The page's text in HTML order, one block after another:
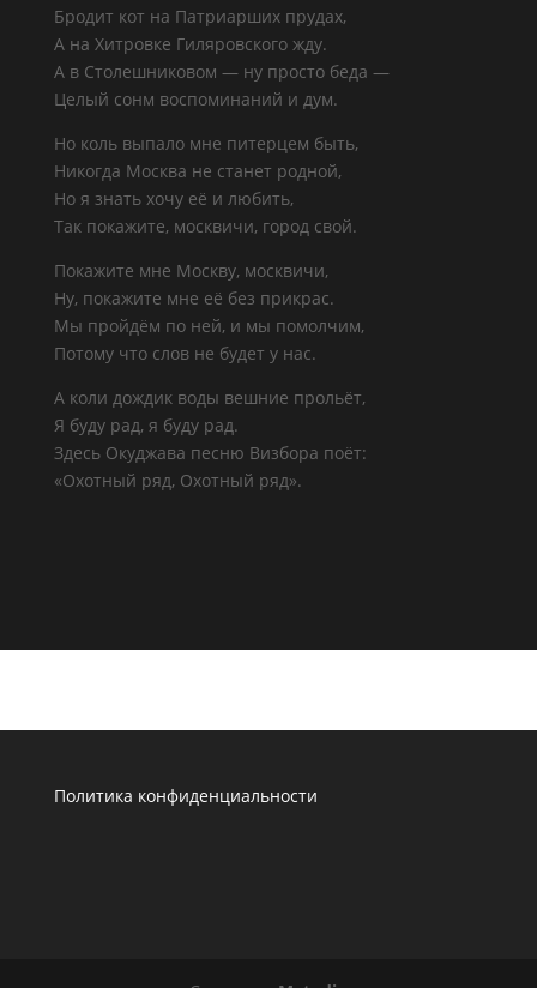
Бродит кот на Патриарших прудах,
А на Хитровке Гиляровского жду.
А в Столешниковом — ну просто беда —
Целый сонм воспоминаний и дум.
Но коль выпало мне питерцем быть,
Никогда Москва не станет родной,
Но я знать хочу её и любить,
Так покажите, москвичи, город свой.
Покажите мне Москву, москвичи,
Ну, покажите мне её без прикрас.
Мы пройдём по ней, и мы помолчим,
Потому что слов не будет у нас.
А коли дождик воды вешние прольёт,
Я буду рад, я буду рад.
Здесь Окуджава песню Визбора поёт:
«Охотный ряд, Охотный ряд».
Политика конфиденциальности